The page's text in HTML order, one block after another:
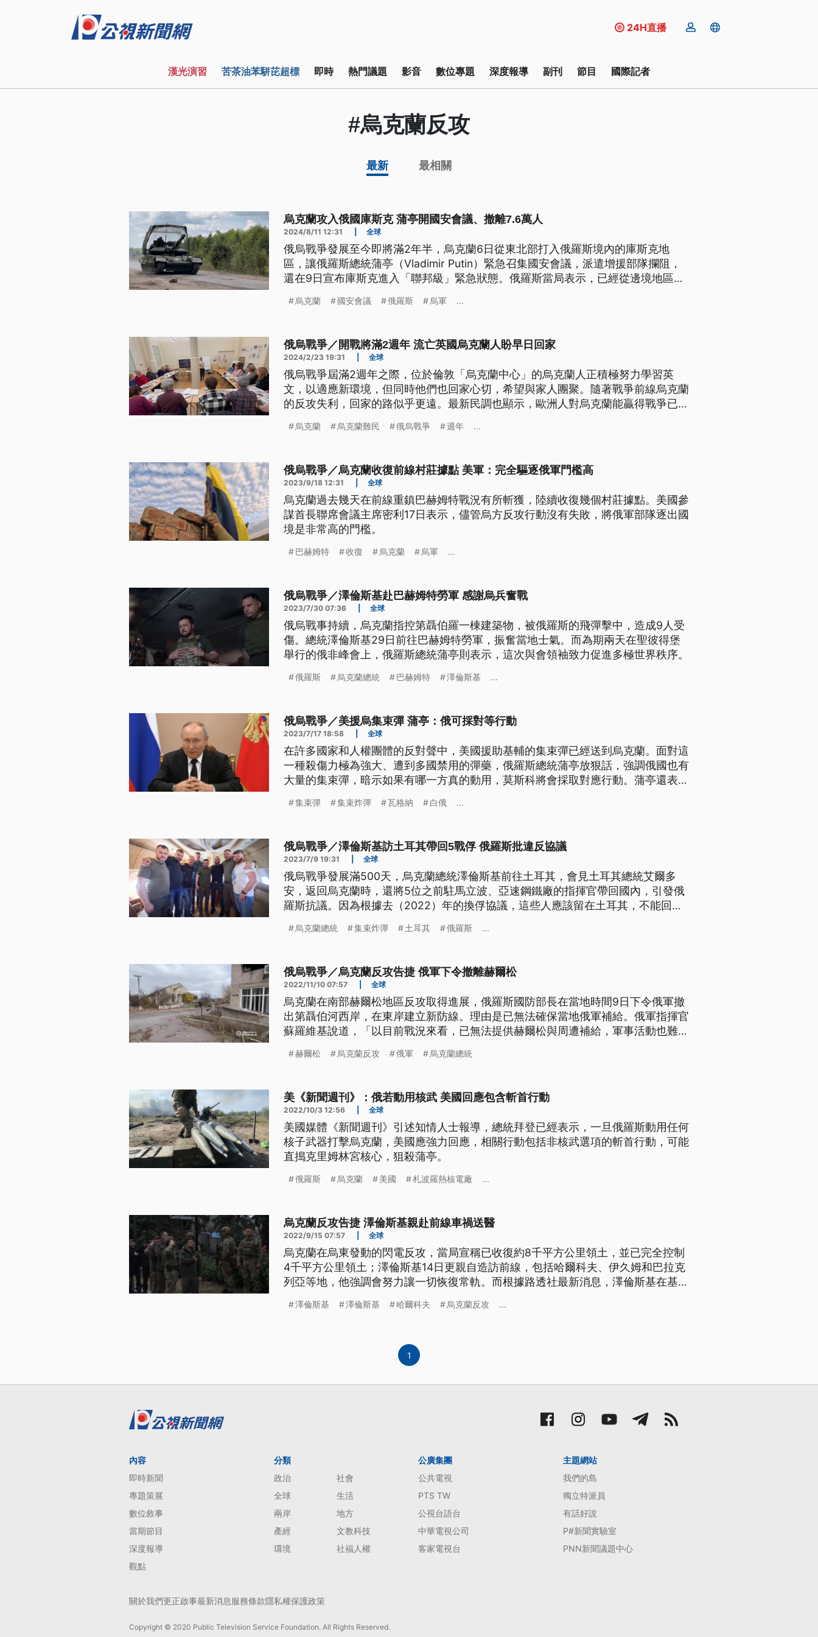
24H直播
漢光演習 苦茶油苯駢芘超標 即時 熱門議題 影音 數位專題 深度報導 副刊 節目 國際記者
#烏克蘭反攻
最新 最相關
烏克蘭攻入俄國庫斯克 蒲亭開國安會議、撤離7.6萬人
2024/8/11 12:31 全球
俄烏戰爭發展至今即將滿2年半，烏克蘭6日從東北部打入俄羅斯境內的庫斯克地
區，讓俄羅斯總統蒲亭（Vladimir Putin）緊急召集國安會議，派遣增援部隊攔阻，
還在9日宣布庫斯克進入「聯邦級」緊急狀態。俄羅斯當局表示，已經從邊境地區撤
烏克蘭 國安會議 俄羅斯 烏軍 ...
俄烏戰爭／開戰將滿2週年 流亡英國烏克蘭人盼早日回家
2024/2/23 19:31 全球
俄烏戰爭屆滿2週年之際，位於倫敦「烏克蘭中心」的烏克蘭人正積極努力學習英
文，以適應新環境，但同時他們也回家心切，希望與家人團聚。隨著戰爭前線烏克蘭
的反攻失利，回家的路似乎更遠。最新民調也顯示，歐洲人對烏克蘭能贏得戰爭已經
烏克蘭 烏克蘭難民 俄烏戰爭 週年 ...
俄烏戰爭／烏克蘭收復前線村莊據點 美軍：完全驅逐俄軍門檻高
2023/9/18 12:31 全球
烏克蘭過去幾天在前線重鎮巴赫姆特戰況有所斬獲，陸續收復幾個村莊據點。美國參
謀首長聯席會議主席密利17日表示，儘管烏方反攻行動沒有失敗，將俄軍部隊逐出國
境是非常高的門檻。
巴赫姆特 收復 烏克蘭 烏軍 ...
俄烏戰爭／澤倫斯基赴巴赫姆特勞軍 感謝烏兵奮戰
2023/7/30 07:36 全球
俄烏戰事持續，烏克蘭指控第聶伯羅一棟建築物，被俄羅斯的飛彈擊中，造成9人受
傷。總統澤倫斯基29日前往巴赫姆特勞軍，振奮當地士氣。而為期兩天在聖彼得堡
舉行的俄非峰會上，俄羅斯總統蒲亭則表示，這次與會領袖致力促進多極世界秩序。
俄羅斯 烏克蘭總統 巴赫姆特 澤倫斯基 ...
俄烏戰爭／美援烏集束彈 蒲亭：俄可採對等行動
2023/7/17 18:58 全球
在許多國家和人權團體的反對聲中，美國援助基輔的集束彈已經送到烏克蘭。面對這
一種殺傷力極為強大、遭到多國禁用的彈藥，俄羅斯總統蒲亭放狠話，強調俄國也有
大量的集束彈，暗示如果有哪一方真的動用，莫斯科將會採取對應行動。蒲亭還表
先前也有過烏俄雙方都使用集束彈的報導。
集束彈 集束炸彈 瓦格納 白俄 ...
俄烏戰爭／澤倫斯基訪土耳其帶回5戰俘 俄羅斯批違反協議
2023/7/9 19:31 全球
俄烏戰爭發展滿500天，烏克蘭總統澤倫斯基前往土耳其，會見土耳其總統艾爾多
安，返回烏克蘭時，還將5位之前駐馬立波、亞速鋼鐵廠的指揮官帶回國內，引發俄
羅斯抗議。因為根據去（2022）年的換俘協議，這些人應該留在土耳其，不能回
烏克蘭總統 集束炸彈 土耳其 俄羅斯 ...
俄烏戰爭／烏克蘭反攻告捷 俄軍下令撤離赫爾松
2022/11/10 07:57 全球
烏克蘭在南部赫爾松地區反攻取得進展，俄羅斯國防部長在當地時間9日下令俄軍撤
出第聶伯河西岸，在東岸建立新防線。理由是已無法確保當地俄軍補給。俄軍指揮官
蘇羅維基說道，「以目前戰況來看，已無法提供赫爾松與周遭補給，軍事活動也難以
嫌疑。」赫爾松是俄2月入侵烏克蘭以來，唯一佔領的州首府。從該城撤退，意味聶
赫爾松 烏克蘭反攻 俄軍 烏克蘭總統
美《新聞週刊》：俄若動用核武 美國回應包含斬首行動
2022/10/3 12:56 全球
美國媒體《新聞週刊》引述知情人士報導，總統拜登已經表示，一旦俄羅斯動用任何
核子武器打擊烏克蘭，美國應強力回應，相關行動包括非核武選項的斬首行動，可能
直搗克里姆林宮核心，狙殺蒲亭。
俄羅斯 烏克蘭 美國 札波羅熱核電廠 ...
烏克蘭反攻告捷 澤倫斯基親赴前線車禍送醫
2022/9/15 07:57 全球
烏克蘭在烏東發動的閃電反攻，當局宣稱已收復約8千平方公里領土，並已完全控制
4千平方公里領土；澤倫斯基14日更親自造訪前線，包括哈爾科夫、伊久姆和巴拉克
列亞等地，他強調會努力讓一切恢復常軌。而根據路透社最新消息，澤倫斯基在基輔
澤倫斯基 澤倫斯基 哈爾科夫 烏克蘭反攻 ...
1
內容
即時新聞
專題策展
數位敘事
當期節目
深度報導
觀點
分類
政治
社會
全球
生活
兩岸
地方
產經
文教科技
環境
社福人權
公廣集團
公共電視
PTS TW
公視台語台
中華電視公司
客家電視台
主題網站
我們的島
獨立特派員
有話好說
P#新聞實驗室
PNN新聞議題中心
關於我們更正啟事最新消息服務條款隱私權保護政策
Copyright © 2020 Public Television Service Foundation. All Rights Reserved.